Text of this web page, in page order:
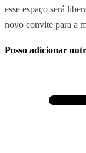
esse espaço será
novo convite para a
Posso adicionar